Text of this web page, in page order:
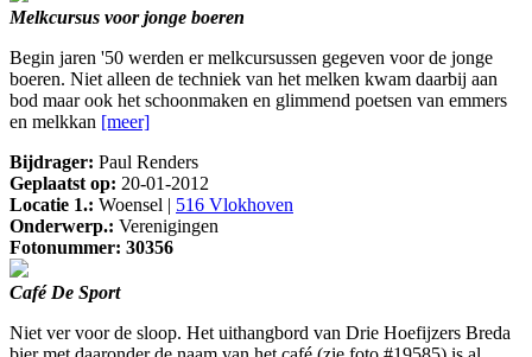
Melkcursus voor jonge boeren
Begin jaren '50 werden er melkcursussen gegeven voor de jonge
boeren. Niet alleen de techniek van het melken kwam daarbij aan
bod maar ook het schoonmaken en glimmend poetsen van emmers
en melkkan [meer]
Bijdrager: Paul Renders
Geplaatst op: 20-01-2012
Locatie 1.: Woensel | 516 Vlokhoven
Onderwerp.: Verenigingen
Fotonummer: 30356
Café De Sport
Niet ver voor de sloop. Het uithangbord van Drie Hoefijzers Breda